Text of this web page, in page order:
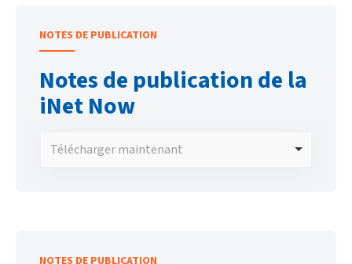
NOTES DE PUBLICATION
Notes de publication de la
iNet Now
Télécharger maintenant
NOTES DE PUBLICATION